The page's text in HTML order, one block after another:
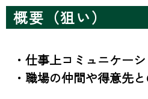
概要（狙い）
・仕事上コミュニケー
・職場の仲間や得意先